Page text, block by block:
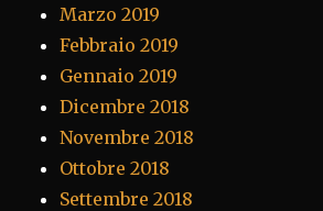
Marzo 2019
Febbraio 2019
Gennaio 2019
Dicembre 2018
Novembre 2018
Ottobre 2018
Settembre 2018